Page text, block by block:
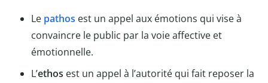
Le pathos est un appel aux émotions qui vise à
convaincre le public par la voie affective et
émotionnelle.
L’ethos est un appel à l’autorité qui fait reposer la